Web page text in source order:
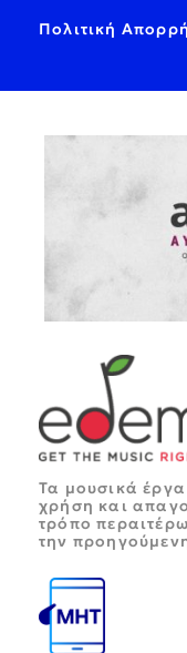
Πολιτική
Τα μουσικά έργα
χρήση και
τρόπο
την